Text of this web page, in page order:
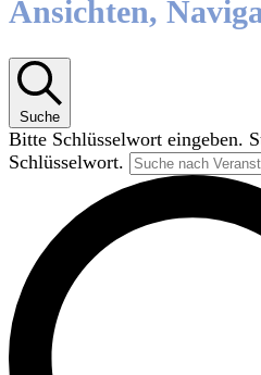
Ansichten,
Suche
Bitte Schlüsselwort eingeben.
Schlüsselwort.